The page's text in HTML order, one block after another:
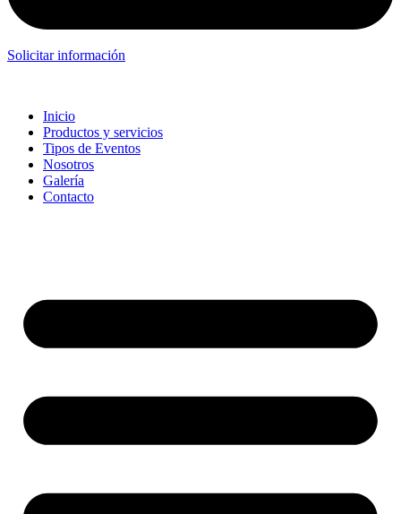
Solicitar información
Inicio
Productos y servicios
Tipos de Eventos
Nosotros
Galería
Contacto